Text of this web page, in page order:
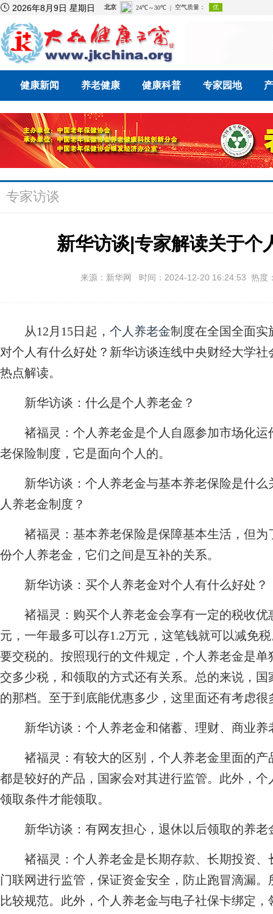
 2026年8月9日 星期日
健康新闻 养老健康 健康科普 专家园地
专家访谈
新华访谈|专家解读关于个
来源：新华网 时间：2024-12-20 16:24:53 热度
从12月15日起， 个人养老金制度在全国全面实
对个人有什么好处？新华访谈连线中央财经大学
热点解读。
新华访谈：什么是个人养老金？
褚福灵： 个人养老金是个人自愿参加市场化
老保险制度，它是面向个人的。
新华访谈：个人养老金与基本养老保险是什
人养老金制度？
褚福灵： 基本养老保险是保障基本生活，但
份个人养老金，它们之间是互补的关系。
新华访谈：买个人养老金对个人有什么好处？
褚福灵： 购买个人养老金会享有一定的税收
元，一年最多可以存1.2万元，这笔钱就可以减免
要交税的。按照现行的文件规定，个人养老金是
交多少税，和领取的方式还有关系。总的来说，
的那档。至于到底能优惠多少，这里面还有考虑很
新华访谈：个人养老金和储蓄、理财、商业养
褚福灵： 有较大的区别，个人养老金里面的
都是较好的产品，国家会对其进行监管。此外，
领取条件才能领取。
新华访谈：有网友担心，退休以后领取的养老
褚福灵： 个人养老金是长期存款、长期投资
门联网进行监管，保证资金安全，防止跑冒滴漏
比较规范。此外，个人养老金与电子社保卡绑定